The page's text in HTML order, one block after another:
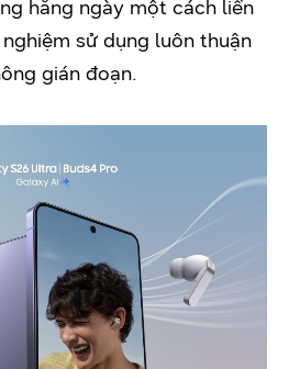
hằng ngày một cách liền
sử dụng luôn thuận
gián đoạn.